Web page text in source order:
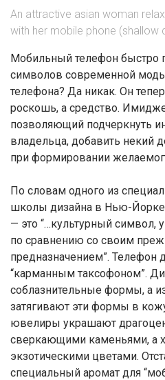
An attractive asian woman
with her mobile phone (shallow
Мобильный телефон быстро
символов современной
телефона? Да никак. Он
роскошь, а средство.
позволяющий подчеркнуть
владельца, добавить некий
при формировании
По словам одного из
школы дизайна в Нью-
— это “…культурный
по сравнению со своим
предназначением”. Телефон
“карманным таксофоном”.
соблазнительные формы, а
затягивают эти формы в
ювелиры украшают
сверкающими каменьями, а
экзотическими цветами.
специальный аромат для